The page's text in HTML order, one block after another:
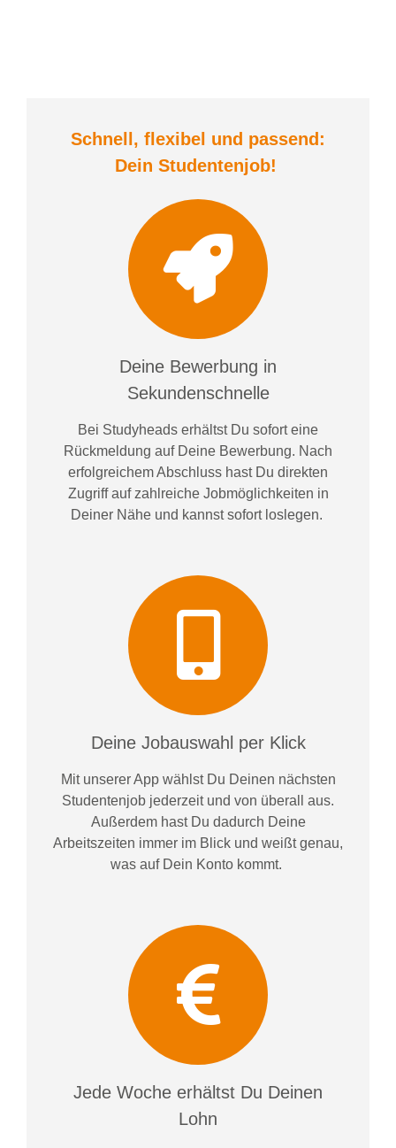
Schnell, flexibel und passend:
Dein Studentenjob!
Deine Bewerbung in
Sekundenschnelle
Bei Studyheads erhältst Du sofort eine
Rückmeldung auf Deine Bewerbung. Nach
erfolgreichem Abschluss hast Du direkten
Zugriff auf zahlreiche Jobmöglichkeiten in
Deiner Nähe und kannst sofort loslegen.
Deine Jobauswahl per Klick
Mit unserer App wählst Du Deinen nächsten
Studentenjob jederzeit und von überall aus.
Außerdem hast Du dadurch Deine
Arbeitszeiten immer im Blick und weißtgenau,
was auf Dein Konto kommt.
Jede Woche erhältst Du Deinen
Lohn